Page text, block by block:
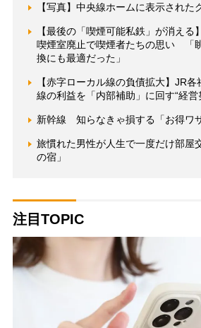
【写真】中央線ホームに表示された
【最後の「喫煙可能私鉄」が消える
喫煙室廃止で喫煙者たちの思い 「
換にも最適だった」
【赤字ローカル線の負債拡大】JR
線の利益を「内部補助」に回す“経営
新幹線 知らなきゃ損する「お得ワ
旅慣れた男性が人生で一度だけ部屋
の宿」
注目TOPIC